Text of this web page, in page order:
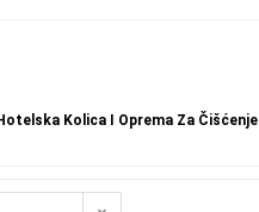
Kolica I Oprema Za Čišćenje